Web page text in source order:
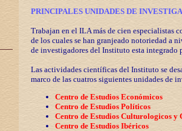
PRINCIPALES UNIDADES DE
Trabajan en el ILA más de cien especialistas
de los cuales se han granjeado notoriedad a
de investigadores del Instituto esta integrado
Las actividades científicas del Instituto se
marco de las cuatros siguientes unidades de
Centro de Estudios Económicos
Centro de Estudios Políticos
Centro de Estudios Culturologicos y
Centro de Estudios Ibéricos